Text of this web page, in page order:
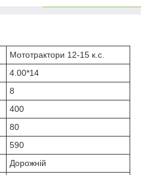
Мототрактори 12-15 к.с.
4.00*14
8
400
80
590
Дорожній